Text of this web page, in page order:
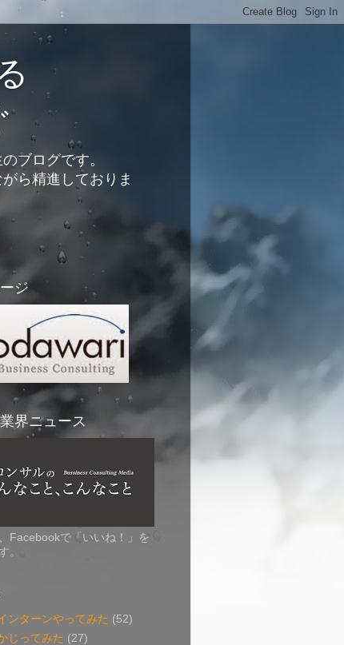
ブログです。
ら精進しておりま
ジ
界ニュース
Facebookで「いいね！」を
。
ンターンやってみた (52)
じってみた (27)